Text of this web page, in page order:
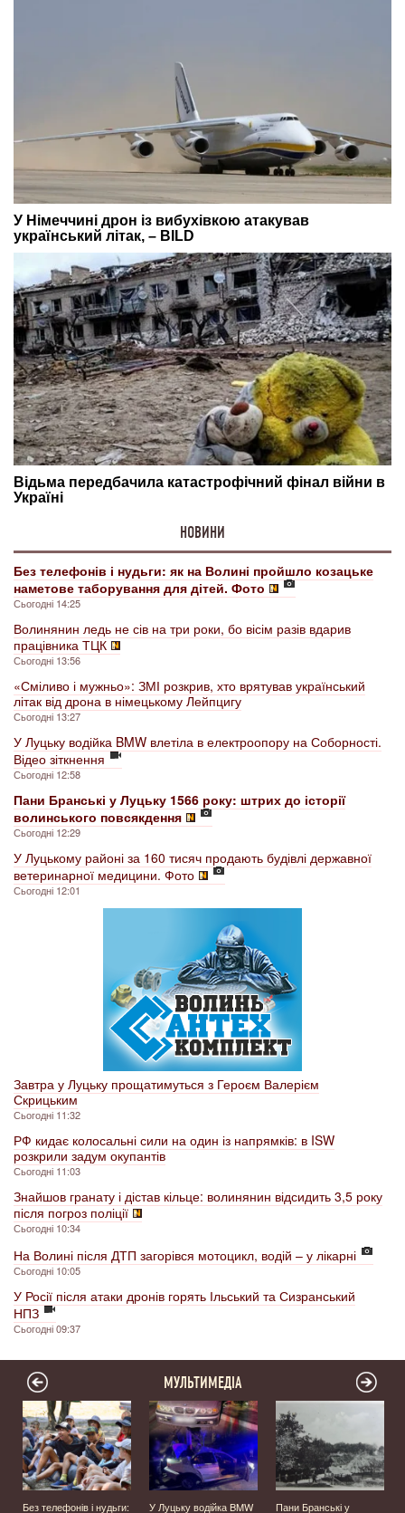
НОВИНИ
Без телефонів і нудьги: як на Волині пройшло козацьке
наметове таборування для дітей. Фото
Сьогодні 14:25
Волинянин ледь не сів на три роки, бо вісім разів вдарив
працівника ТЦК
Сьогодні 13:56
«Сміливо і мужньо»: ЗМІ розкрив, хто врятував український
літак від дрона в німецькому Лейпцигу
Сьогодні 13:27
У Луцьку водійка BMW влетіла в електроопору на Соборності.
Відео зіткнення
Сьогодні 12:58
Пани Бранські у Луцьку 1566 року: штрих до історії
волинського повсякдення
Сьогодні 12:29
У Луцькому районі за 160 тисяч продають будівлі державної
ветеринарної медицини. Фото
Сьогодні 12:01
Завтра у Луцьку прощатимуться з Героєм Валерієм
Скрицьким
Сьогодні 11:32
РФ кидає колосальні сили на один із напрямків: в ISW
розкрили задум окупантів
Сьогодні 11:03
Знайшов гранату і дістав кільце: волинянин відсидить 3,5 року
після погроз поліції
Сьогодні 10:34
На Волині після ДТП загорівся мотоцикл, водій – у лікарні
Сьогодні 10:05
У Росії після атаки дронів горять Ільський та Сизранський
НПЗ
Сьогодні 09:37
МУЛЬТИМЕДІА
Без телефонів і нудьги:
У Луцьку водійка BMW
Пани Бранські у